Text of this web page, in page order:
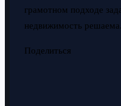
грамотном подходе
недвижимость решаема.
Поделиться